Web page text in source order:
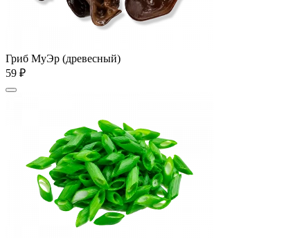
Гриб МуЭр (древесный)
59 ₽